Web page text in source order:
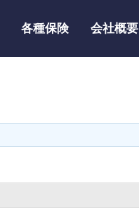
各種保険 会社概要